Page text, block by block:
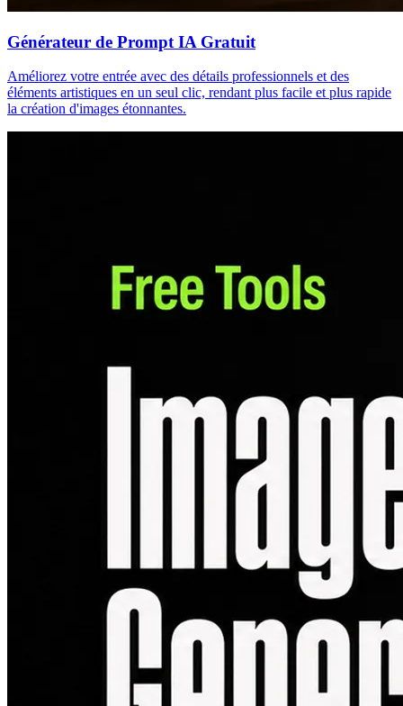
Générateur de Prompt IA Gratuit
Améliorez votre entrée avec des détails professionnels et des
éléments artistiques en un seul clic, rendant plus facile et plus rapide
la création d'images étonnantes.